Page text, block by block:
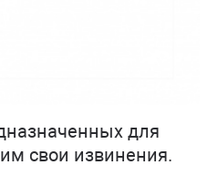
для
свои извинения.